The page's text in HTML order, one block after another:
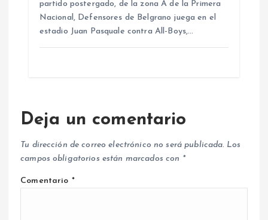
partido postergado, de la zona A de la Primera
Nacional, Defensores de Belgrano juega en el
estadio Juan Pasquale contra All-Boys,…
Deja un comentario
Tu dirección de correo electrónico no será publicada. Los
campos obligatorios están marcados con *
Comentario *